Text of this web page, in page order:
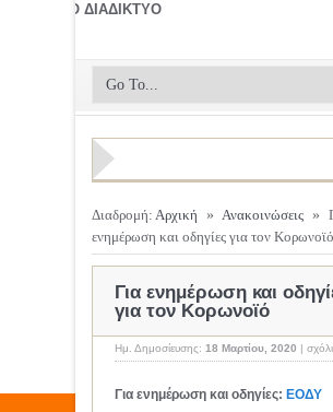
ΣΤΟ ΔΙΑΔΙΚΤΥΟ
Διαδρομή: Αρχική » Ανακοινώσεις »
ενημέρωση και οδηγίες για τον Κορωνοϊό
Για ενημέρωση και
για τον Κορωνοϊό
Ημ. Δημοσίευσης: 18 Μαρτίου, 2020 |
Για ενημέρωση και οδηγίες: ΕΟΔΥ